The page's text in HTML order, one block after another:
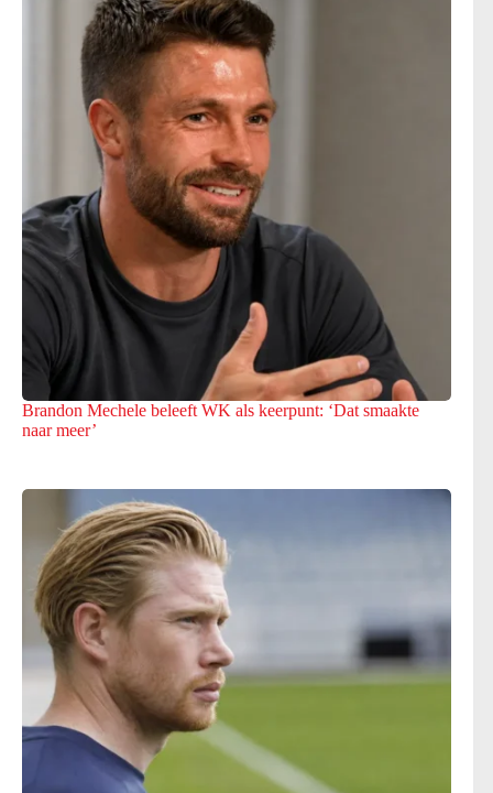
Brandon Mechele beleeft WK als keerpunt: ‘Dat smaakte
naar meer’